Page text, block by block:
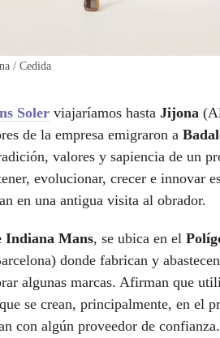
/ Cedida
Soler viajaríamos hasta Jijona
de la empresa emigraron a
valores y sapiencia de un
evolucionar, crecer e innovar
en una antigua visita al obrador.
Indiana Mans, se ubica en el
donde fabrican y
algunas marcas. Afirman que
se crean, principalmente, en el
con algún proveedor de